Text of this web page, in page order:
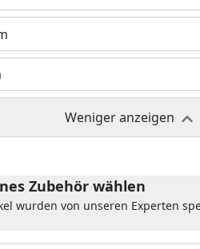
Weniger anzeigen
Zubehör wählen
wurden von unseren Experten